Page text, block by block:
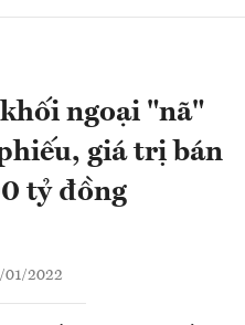
ngoại "nã"
giá trị bán
tỷ đồng
01/2022